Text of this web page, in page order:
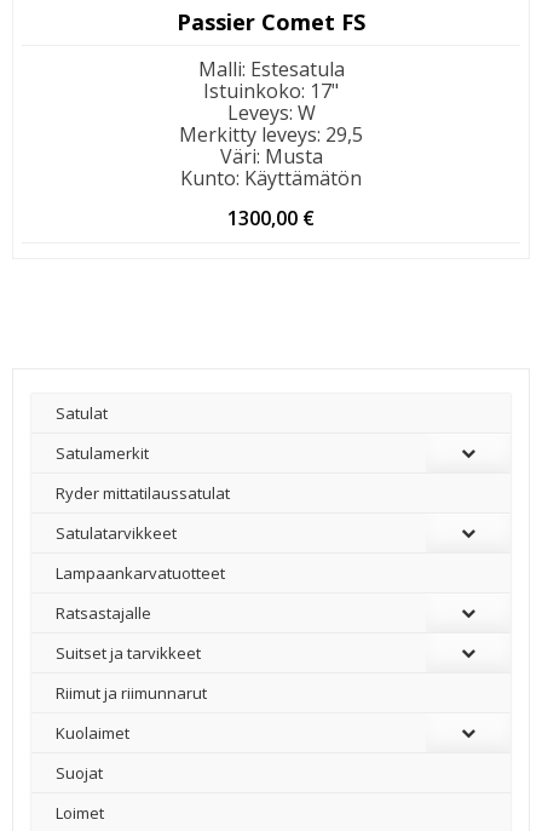
Passier Comet FS
Malli: Estesatula
Istuinkoko: 17"
Leveys: W
Merkitty leveys: 29,5
Väri: Musta
Kunto: Käyttämätön
1300,00 €
Satulat
Satulamerkit
Ryder mittatilaussatulat
Satulatarvikkeet
–
Lampaankarvatuotteet
Ratsastajalle
Suitset ja tarvikkeet
Riimut ja riimunnarut
Kuolaimet
Suojat
Loimet